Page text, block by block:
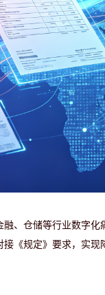
、仓储等行业数字化
《规定》要求，实现